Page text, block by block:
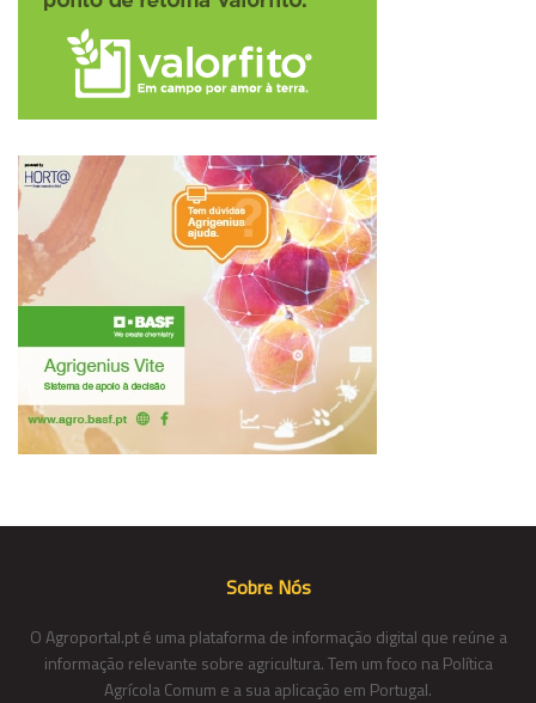
Sobre Nós
O Agroportal.pt é uma plataforma de informação digital que reúne a
informação relevante sobre agricultura. Tem um foco na Política
Agrícola Comum e a sua aplicação em Portugal.